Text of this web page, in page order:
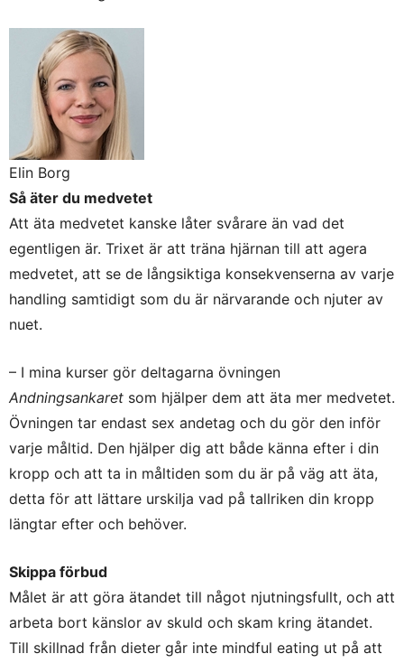
Elin Borg
Så äter du medvetet
Att äta medvetet kanske låter svårare än vad det
egentligen är. Trixet är att träna hjärnan till att agera
medvetet, att se de långsiktiga konsekvenserna av varje
handling samtidigt som du är närvarande och njuter av
nuet.
– I mina kurser gör deltagarna övningen
Andningsankaret som hjälper dem att äta mer medvetet.
Övningen tar endast sex andetag och du gör den inför
varje måltid. Den hjälper dig att både känna efter i din
kropp och att ta in måltiden som du är på väg att äta,
detta för att lättare urskilja vad på tallriken din kropp
längtar efter och behöver.
Skippa förbud
Målet är att göra ätandet till något njutningsfullt, och att
arbeta bort känslor av skuld och skam kring ätandet.
Till skillnad från dieter går inte mindful eating ut på att